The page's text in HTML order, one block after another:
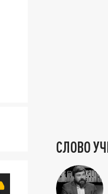
СЛОВО